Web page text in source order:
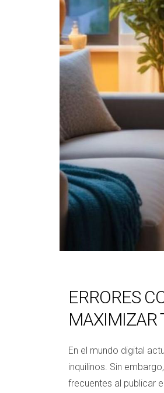
ERRORES
MAXIMIZAR
En el mundo digital
inquilinos. Sin
frecuentes al publicar